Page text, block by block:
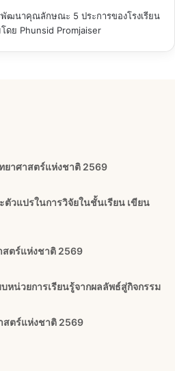
ฒนาคุณลักษณะ 5 ประการของโรงเรียน
ดย Phunsid Promjaiser
ยาศาสตร์แห่งชาติ 2569
วแปรในการวิจัยในชั้นเรียน เขียน
สตร์แห่งชาติ 2569
หน่วยการเรียนรู้จากผลลัพธ์สู่กิจกรรม
สตร์แห่งชาติ 2569